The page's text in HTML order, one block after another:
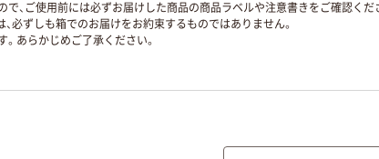
、ご使用前には必ずお届けした商品の商品ラベルや注意書きをご確認くだ
、必ずしも箱でのお届けをお約束するものではありません。
あらかじめご了承ください。